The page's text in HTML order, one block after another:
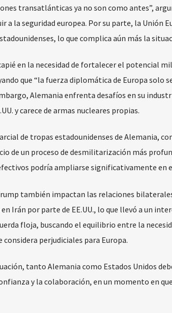
transatlánticas ya no son como antes”,
la seguridad europea. Por su parte, la Unión
lo que complica aún más la
en la necesidad de fortalecer el potencial
que “la fuerza diplomática de Europa solo
Alemania enfrenta desafíos en su
y carece de armas nucleares propias.
de tropas estadounidenses de Alemania,
de un proceso de desmilitarización más
podría ampliarse significativamente en
también impactan las relaciones
Irán por parte de EE.UU., lo que llevó a un
floja, buscando el equilibrio entre la
perjudiciales para Europa.
tanto Alemania como Estados Unidos
y la colaboración, en un momento en